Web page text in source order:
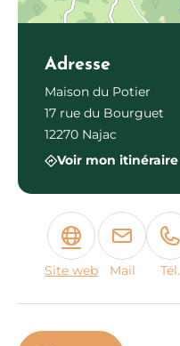
Adresse
Maison du Potier
17 rue du Bourguet
12270 Najac
Voir mon itinéraire
Site web Mail Tél.